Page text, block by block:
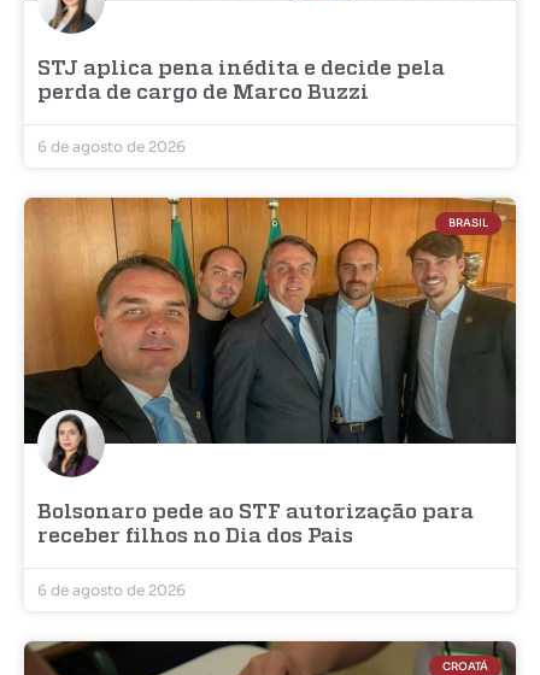
STJ aplica pena inédita e decide pela
perda de cargo de Marco Buzzi
6 de agosto de 2026
BRASIL
Bolsonaro pede ao STF autorização para
receber filhos no Dia dos Pais
6 de agosto de 2026
CROATÁ